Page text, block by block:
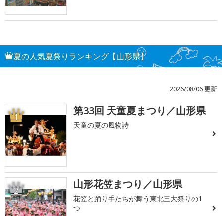
夏の人気夏祭りランキング【山形県】
2026/08/06 更新
1 第33回 天童夏まつり／山形県
天童の夏の風物詩
2 山形花笠まつり／山形県
花笠と踊り手たちが舞う東北三大祭りの1
つ